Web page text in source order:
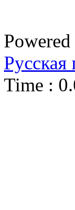
Time :